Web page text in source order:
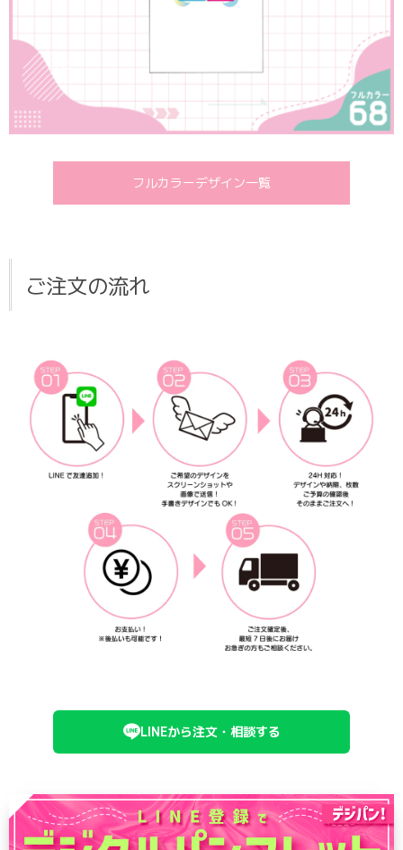
フルカラーデザイン一覧
ご注文の流れ
LINEから注文・相談する